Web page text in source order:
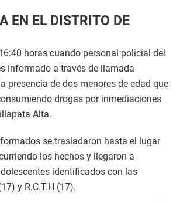
EN EL DISTRITO DE
horas cuando personal policial del
informado a través de llamada
presencia de dos menores de edad que
drogas por inmediaciones
Alta.
se trasladaron hasta el lugar
los hechos y llegaron a
identificados con las
y R.C.T.H (17).